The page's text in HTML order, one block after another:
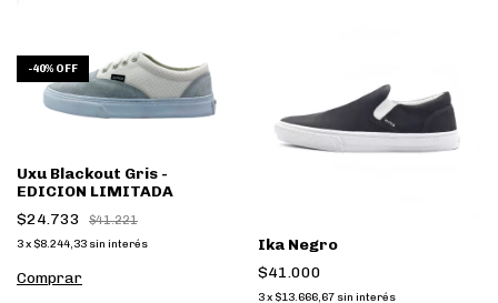
-40% OFF
Uxu Blackout Gris -
EDICION LIMITADA
$24.733
$41.221
3x $8.244,33 sin interés
Comprar
Ika Negro
$41.000
3 x $13.666,67 sin interés